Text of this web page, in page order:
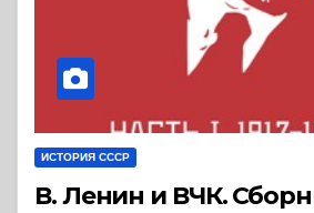
ИСТОРИЯ СССР
В. Ленин и ВЧК.